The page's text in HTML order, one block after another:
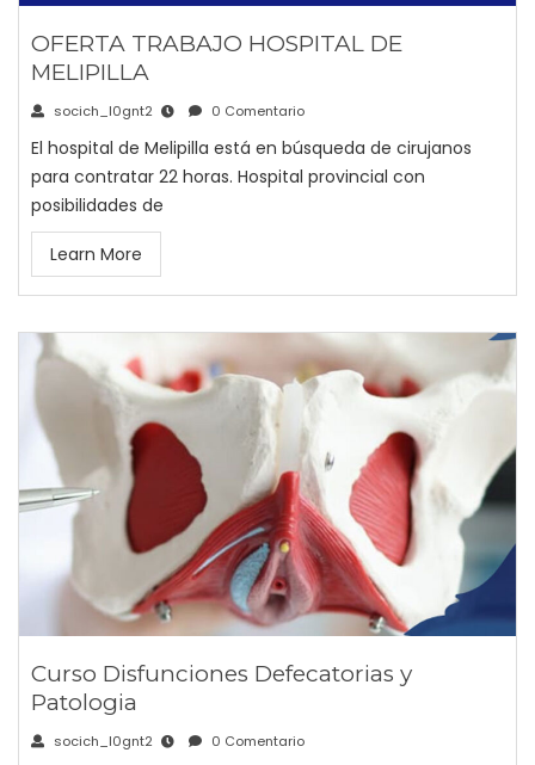
OFERTA TRABAJO HOSPITAL DE
MELIPILLA
socich_l0gnt2 0 Comentario
El hospital de Melipilla está en búsqueda de cirujanos
para contratar 22 horas. Hospital provincial con
posibilidades de
Learn More
Curso Disfunciones Defecatorias y
Patologia
socich_l0gnt2 0 Comentario